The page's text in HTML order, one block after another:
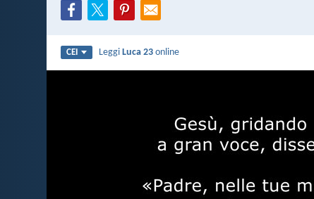
CEI LeggiLuca 23 online